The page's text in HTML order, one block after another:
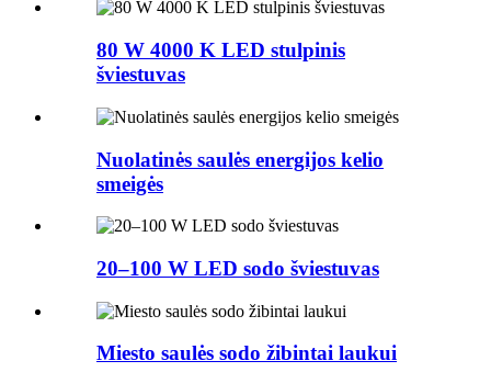
80 W 4000 K LED stulpinis
šviestuvas
Nuolatinės saulės energijos kelio
smeigės
20–100 W LED sodo šviestuvas
Miesto saulės sodo žibintai laukui